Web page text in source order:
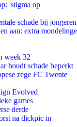
'stigma op
schade bij jongeren
aan: extra mondelinge
week 32
houdt schade beperkt
zege FC Twente
Evolved
games
derde
na dickpic in